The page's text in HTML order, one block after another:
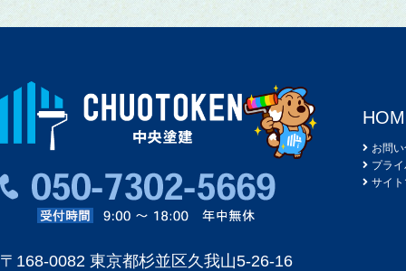
お問
プラ
サイ
〒168-0082 東京都杉並区久我山5-26-16